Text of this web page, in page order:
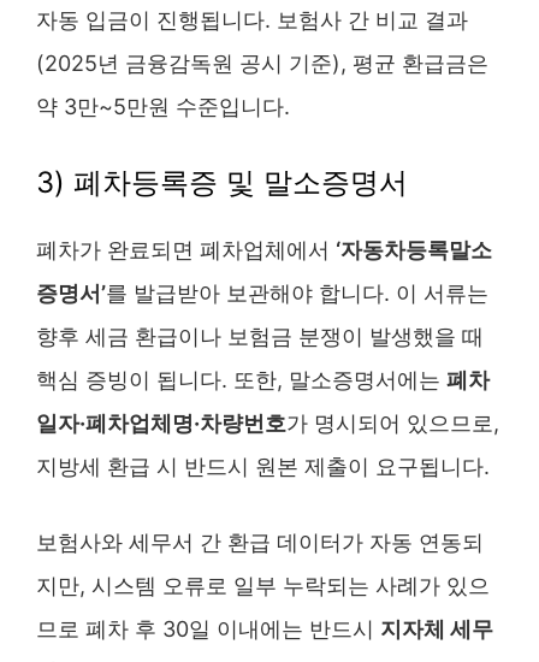
자동 입금이 진행됩니다. 보험사 간 비교 결과
(2025년 금융감독원 공시 기준), 평균 환급금은
약 3만~5만원 수준입니다.
3) 폐차등록증 및 말소증명서
폐차가 완료되면 폐차업체에서 ‘자동차등록말소
증명서’를 발급받아 보관해야 합니다. 이 서류는
향후 세금 환급이나 보험금 분쟁이 발생했을 때
핵심 증빙이 됩니다. 또한, 말소증명서에는 폐차
일자·폐차업체명·차량번호가 명시되어 있으므로,
지방세 환급 시 반드시 원본 제출이 요구됩니다.
보험사와 세무서 간 환급 데이터가 자동 연동되
지만, 시스템 오류로 일부 누락되는 사례가 있으
므로 폐차 후 30일 이내에는 반드시 지자체 세무